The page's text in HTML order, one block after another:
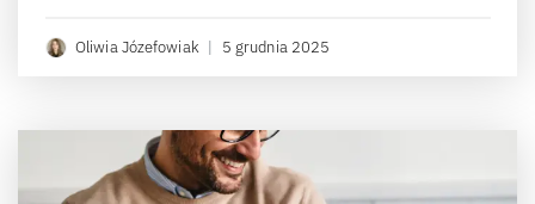
Oliwia Józefowiak | 5 grudnia 2025